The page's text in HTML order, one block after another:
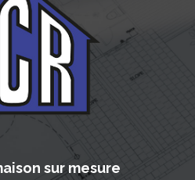
sur mesure